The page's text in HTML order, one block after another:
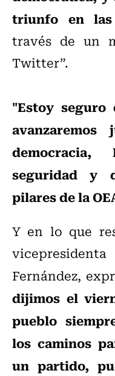
triunfo en las
través de un
Twitter”.
"Estoy
democracia,
seguridad y
pilares de la
Y en lo que
Fernández,
dijimos el
pueblo
los caminos
un partido,